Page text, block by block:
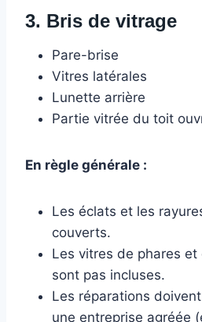
3. Bris de vitrage
Pare-brise
Vitres latérales
Lunette arrière
Partie vitrée du toit
En règle générale :
Les éclats et les
couverts.
Les vitres de phares
sont pas incluses.
Les réparations
une entreprise agréée